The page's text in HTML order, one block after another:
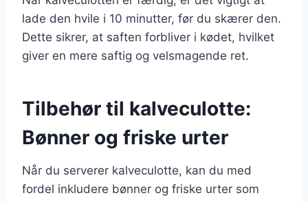
lade den hvile i 10 minutter, før du skærer den.
Dette sikrer, at saften forbliver i kødet, hvilket
giver en mere saftig og velsmagende ret.
Tilbehør til kalveculotte:
Bønner og friske urter
Når du serverer kalveculotte, kan du med
fordel inkludere bønner og friske urter som